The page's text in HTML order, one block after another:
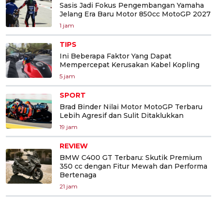
Sasis Jadi Fokus Pengembangan Yamaha
Jelang Era Baru Motor 850cc MotoGP 2027
1 jam
TIPS
Ini Beberapa Faktor Yang Dapat
Mempercepat Kerusakan Kabel Kopling
5 jam
SPORT
Brad Binder Nilai Motor MotoGP Terbaru
Lebih Agresif dan Sulit Ditaklukkan
19 jam
REVIEW
BMW C400 GT Terbaru: Skutik Premium
350 cc dengan Fitur Mewah dan Performa
Bertenaga
21 jam